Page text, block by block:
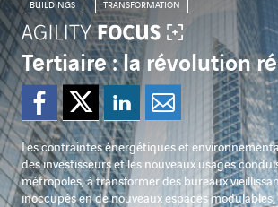
BUILDINGS TRANSFORMATION
Tertiaire : la révolution
Partager sur
Partager
Les contraintes énergétiques et
des investisseurs et les nouveaux usages
métropoles, à transformer des bureaux
inoccupés en de nouveaux espaces